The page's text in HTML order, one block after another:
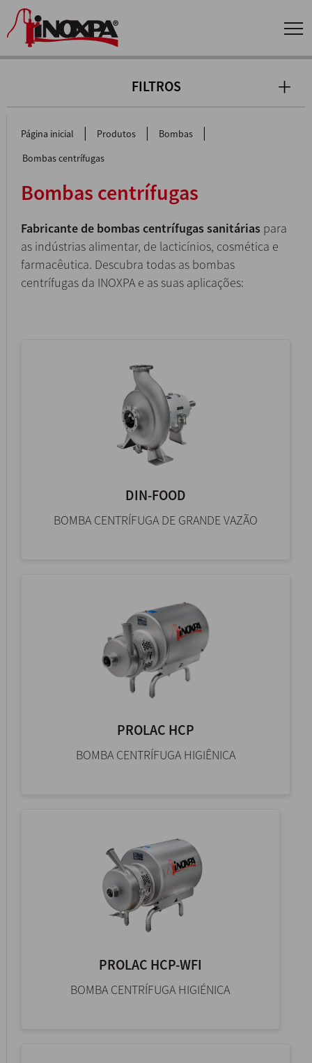
FILTROS
Página inicial | Produtos | Bombas |
Bombas centrífugas
Bombas centrífugas
Fabricante de bombas centrífugas sanitárias para
as indústrias alimentar, de lacticínios, cosmética e
farmacêutica. Descubra todas as bombas
centrífugas da INOXPA e as suas aplicações:
DIN-FOOD
BOMBA CENTRÍFUGA DE GRANDE VAZÃO
PROLAC HCP
BOMBA CENTRÍFUGA HIGIÊNICA
PROLAC HCP-WFI
BOMBA CENTRÍFUGA HIGIÉNICA